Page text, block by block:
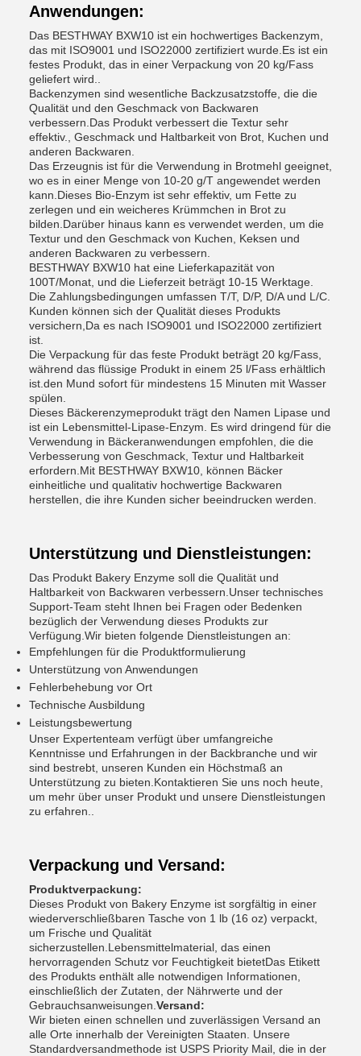
Anwendungen:
Das BESTHWAY BXW10 ist ein hochwertiges Backenzym,
das mit ISO9001 und ISO22000 zertifiziert wurde.Es ist ein
festes Produkt, das in einer Verpackung von 20 kg/Fass
geliefert wird..
Backenzymen sind wesentliche Backzusatzstoffe, die die
Qualität und den Geschmack von Backwaren
verbessern.Das Produkt verbessert die Textur sehr
effektiv., Geschmack und Haltbarkeit von Brot, Kuchen und
anderen Backwaren.
Das Erzeugnis ist für die Verwendung in Brotmehl geeignet,
wo es in einer Menge von 10-20 g/T angewendet werden
kann.Dieses Bio-Enzym ist sehr effektiv, um Fette zu
zerlegen und ein weicheres Krümmchen in Brot zu
bilden.Darüber hinaus kann es verwendet werden, um die
Textur und den Geschmack von Kuchen, Keksen und
anderen Backwaren zu verbessern.
BESTHWAY BXW10 hat eine Lieferkapazität von
100T/Monat, und die Lieferzeit beträgt 10-15 Werktage.
Die Zahlungsbedingungen umfassen T/T, D/P, D/A und L/C.
Kunden können sich der Qualität dieses Produkts
versichern,Da es nach ISO9001 und ISO22000 zertifiziert
ist.
Die Verpackung für das feste Produkt beträgt 20 kg/Fass,
während das flüssige Produkt in einem 25 l/Fass erhältlich
ist.den Mund sofort für mindestens 15 Minuten mit Wasser
spülen.
Dieses Bäckerenzymeprodukt trägt den Namen Lipase und
ist ein Lebensmittel-Lipase-Enzym. Es wird dringend für die
Verwendung in Bäckeranwendungen empfohlen, die die
Verbesserung von Geschmack, Textur und Haltbarkeit
erfordern.Mit BESTHWAY BXW10, können Bäcker
einheitliche und qualitativ hochwertige Backwaren
herstellen, die ihre Kunden sicher beeindrucken werden.
Unterstützung und Dienstleistungen:
Das Produkt Bakery Enzyme soll die Qualität und
Haltbarkeit von Backwaren verbessern.Unser technisches
Support-Team steht Ihnen bei Fragen oder Bedenken
bezüglich der Verwendung dieses Produkts zur
Verfügung.Wir bieten folgende Dienstleistungen an:
Empfehlungen für die Produktformulierung
Unterstützung von Anwendungen
Fehlerbehebung vor Ort
Technische Ausbildung
Leistungsbewertung
Unser Expertenteam verfügt über umfangreiche
Kenntnisse und Erfahrungen in der Backbranche und wir
sind bestrebt, unseren Kunden ein Höchstmaß an
Unterstützung zu bieten.Kontaktieren Sie uns noch heute,
um mehr über unser Produkt und unsere Dienstleistungen
zu erfahren..
Verpackung und Versand:
Produktverpackung:
Dieses Produkt von Bakery Enzyme ist sorgfältig in einer
wiederverschließbaren Tasche von 1 lb (16 oz) verpackt,
um Frische und Qualität
sicherzustellen.Lebensmittelmaterial, das einen
hervorragenden Schutz vor Feuchtigkeit bietetDas Etikett
des Produkts enthält alle notwendigen Informationen,
einschließlich der Zutaten, der Nährwerte und der
Gebrauchsanweisungen. Versand:
Wir bieten einen schnellen und zuverlässigen Versand an
alle Orte innerhalb der Vereinigten Staaten. Unsere
Standardversandmethode ist USPS Priority Mail, die in der